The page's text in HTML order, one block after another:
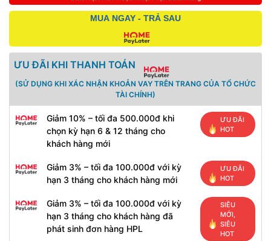
MUA NGAY - TRẢ SAU
ƯU ĐÃI KHI THANH TOÁN
(SỬ DỤNG KHI XÁC NHẬN KHOẢN VAY TRÊN TRANG CỦA TỔ CHỨC
TÀI CHÍNH)
Giảm 10% – tối đa 500.000đ khi
chọn kỳ hạn 6 & 12 tháng cho
khách hàng mới
ƯU ĐÃI
HOT
Giảm 3% – tối đa 100.000đ với kỳ
hạn 3 tháng cho khách hàng mới
ƯU ĐÃI
HOT
Giảm 3% – tối đa 100.000đ với kỳ
hạn 3 tháng cho khách hàng đã
phát sinh đơn hàng HPL
SIÊU
MỚI,
SIÊU
HOT